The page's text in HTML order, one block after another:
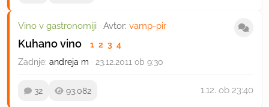
Vino v gastronomiji · Avtor: vamp-pir
Kuhano vino 1 2 3 4
Zadnje: andreja m · 23.12.2011 ob 9:30
32 93.082 1.12. ob 23:40